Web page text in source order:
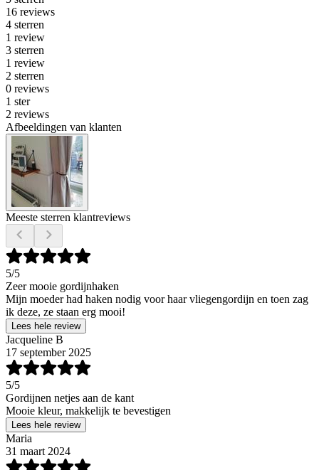
16 reviews
4 sterren
1 review
3 sterren
1 review
2 sterren
0 reviews
1 ster
2 reviews
Afbeeldingen van klanten
Meeste sterren klantreviews
5/5
Zeer mooie gordijnhaken
Mijn moeder had haken nodig voor haar vliegengordijn en toen zag
ik deze, ze staan erg mooi!
Lees hele review
Jacqueline B
17 september 2025
5/5
Gordijnen netjes aan de kant
Mooie kleur, makkelijk te bevestigen
Lees hele review
Maria
31 maart 2024